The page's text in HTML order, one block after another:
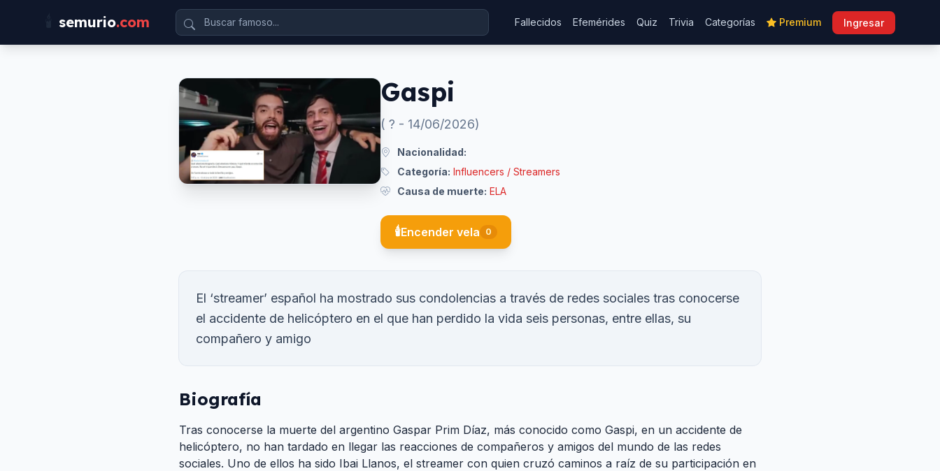
semurio.com Fallecidos Efemérides Quiz Trivia Categorías Premium Ingresar
Gaspi
( ? - 14/06/2026)
Nacionalidad:
Categoría: Influencers / Streamers
Causa de muerte: ELA
🕯️Encender vela 0
El ‘streamer’ español ha mostrado sus condolencias a través de redes sociales tras conocerse
el accidente de helicóptero en el que han perdido la vida seis personas, entre ellas, su
compañero y amigo
Biografía
Tras conocerse la muerte del argentino Gaspar Prim Díaz, más conocido como Gaspi, en un accidente de
helicóptero, no han tardado en llegar las reacciones de compañeros y amigos del mundo de las redes
sociales. Uno de ellos ha sido Ibai Llanos, el streamer con quien cruzó caminos a raíz de su participación en